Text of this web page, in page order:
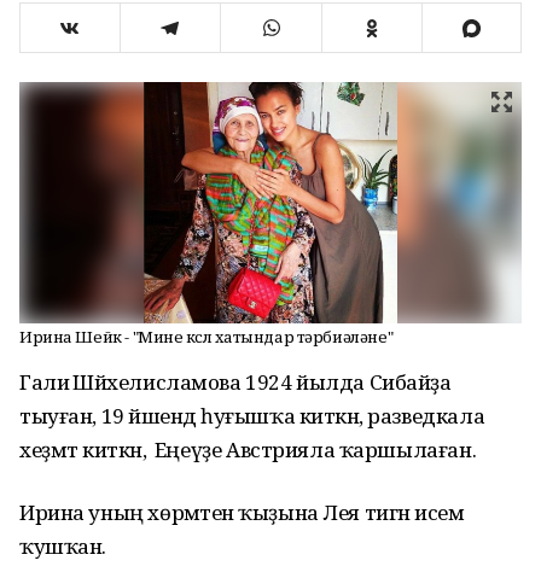
Ирина Шейк - "Мине көслө хатындар тәрбиәләне"
Галиә Шәйхелисламова 1924 йылда Сибайҙа
тыуған, 19 йәшендә һуғышҡа киткән, разведкала
хеҙмәт киткән, ә Еңеүҙе Австрияла ҡаршылаған.
Ирина уның хөрмәтенә ҡыҙына Лея тигән исем
ҡушҡан.